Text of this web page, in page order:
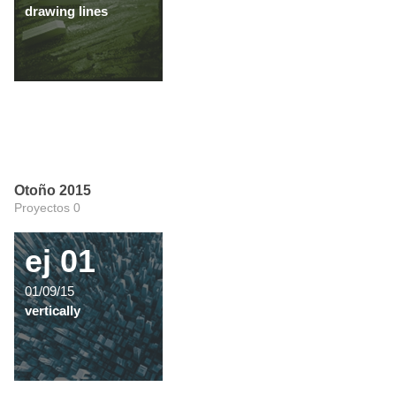
drawing lines
Otoño 2015
Proyectos 0
ej 01
01/09/15
vertically